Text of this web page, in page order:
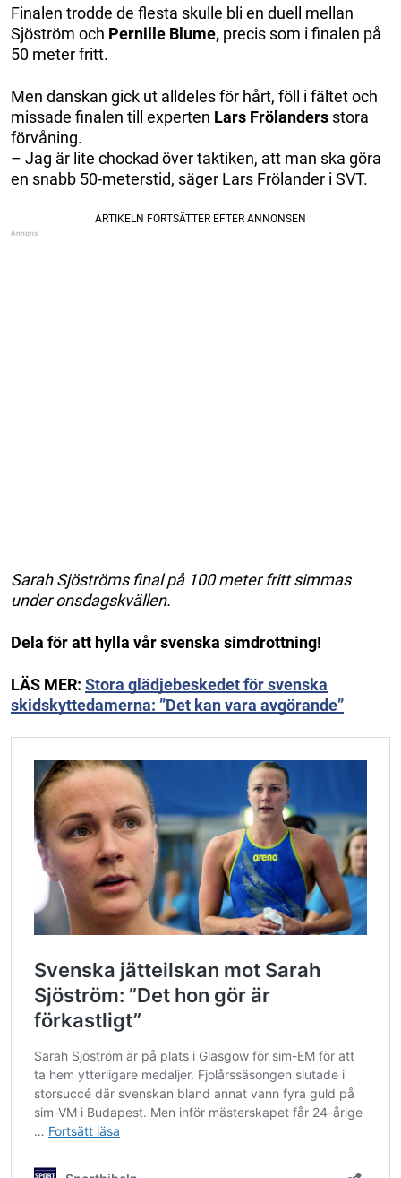
Finalen trodde de flesta skulle bli en duell mellan
Sjöström och Pernille Blume, precis som i finalen på
50 meter fritt.
Men danskan gick ut alldeles för hårt, föll i fältet och
missade finalen till experten Lars Frölanders stora
förvåning.
– Jag är lite chockad över taktiken, att man ska göra
en snabb 50-meterstid, säger Lars Frölander i SVT.
Sarah Sjöströms final på 100 meter fritt simmas
under onsdagskvällen.
Dela för att hylla vår svenska simdrottning!
LÄS MER: Stora glädjebeskedet för svenska
skidskyttedamerna: ”Det kan vara avgörande”